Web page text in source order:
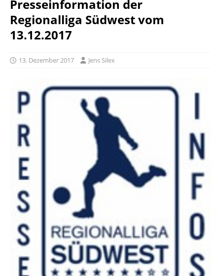
Presseinformation der
Regionalliga Südwest vom
13.12.2017
13. Dezember 2017 Jens Silex